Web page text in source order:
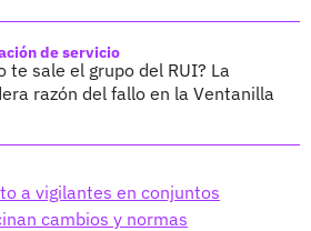
de servicio
te sale el grupo del RUI? La
razón del fallo en la Ventanilla
a vigilantes en conjuntos
cambios y normas